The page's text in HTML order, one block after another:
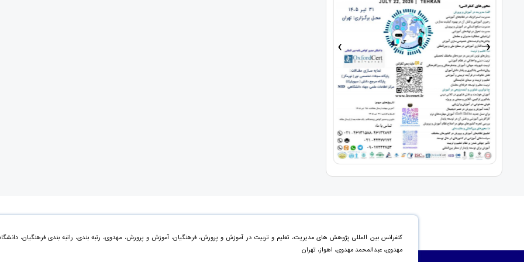
› ‹
کنفرانس بین المللی پژوهش های مدیریت، تعلیم و تربیت در آموزش و پرورش، فرهنگیان، آموزش و پرورش، مهدوی، رتبه بندی، راتبه بندی فرهنگیان،
مهدوی، عبدالمحمد مهدوی، اهواز، تهران